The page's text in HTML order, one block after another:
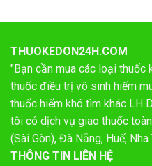
THUOKEDON24H.COM
"Bạn cần mua các loại thuốc
thuốc điều trị vô sinh hiếm
thuốc hiếm khó tìm khác LH
tôi có dịch vụ giao thuốc
(Sài Gòn), Đà Nẵng, Huế, Nha
THÔNG TIN LIÊN HỆ